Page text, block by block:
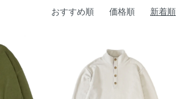
おすすめ順 価格順 新着順